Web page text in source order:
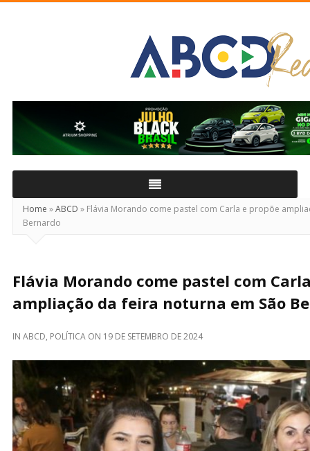
Real
Home »ABCD » Flávia Morando come pastel com Carla e propõe
Bernardo
Flávia Morando come pastel com
ampliação da feira noturna em São
IN ABCD, POLÍTICA ON 19 DE SETEMBRO DE 2024